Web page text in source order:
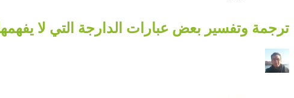
ترجمة وتفسير بعض عبارات الدارجة التي لا